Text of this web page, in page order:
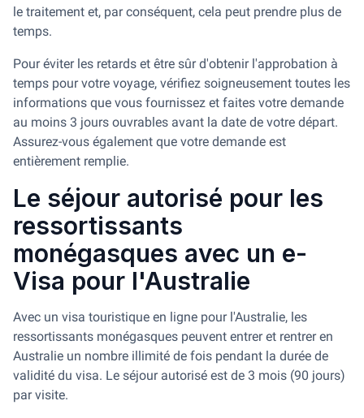
le traitement et, par conséquent, cela peut prendre plus de
temps.
Pour éviter les retards et être sûr d'obtenir l'approbation à
temps pour votre voyage, vérifiez soigneusement toutes les
informations que vous fournissez et faites votre demande
au moins 3 jours ouvrables avant la date de votre départ.
Assurez-vous également que votre demande est
entièrement remplie.
Le séjour autorisé pour les
ressortissants
monégasques avec un e-
Visa pour l'Australie
Avec un visa touristique en ligne pour l'Australie, les
ressortissants monégasques peuvent entrer et rentrer en
Australie un nombre illimité de fois pendant la durée de
validité du visa. Le séjour autorisé est de 3 mois (90 jours)
par visite.